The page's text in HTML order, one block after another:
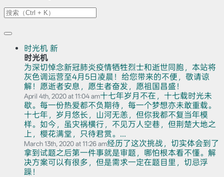
时光机 新
时光机
为深切悼念新冠肺炎疫情牺牲烈士和逝世同胞，本站将
灰色调运营至4月5日凌晨！给您带来的不便，敬请谅
解！愿逝者安息，愿生者奋发，愿祖国昌盛！
April 4th, 2020 at 11:04 am十七年岁月不在，十七载时光未
歇。每一份热爱都不负期待，每一个梦想亦未敢重载。
十七年，岁月悠长，山河无恙，但你我都不复当年模
样。如今，虽灾祸横行，不见万人空巷，但荆楚大地之
上，樱花满堂，只待君赏。...
March 13th, 2020 at 11:26 am经历了这次挑战，切实体会到了
拿到试题之后第一件事就是审题，哪怕根本看不懂。解
决方案可以有很多，但是需求一定在题目里，切忌浮
躁！